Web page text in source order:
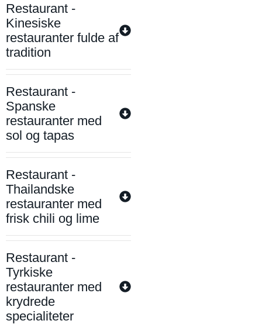
Restaurant -
Kinesiske
restauranter fulde af
tradition
Restaurant -
Spanske
restauranter med
sol og tapas
Restaurant -
Thailandske
restauranter med
frisk chili og lime
Restaurant -
Tyrkiske
restauranter med
krydrede
specialiteter